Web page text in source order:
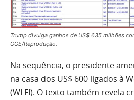
Trump divulga ganhos de US$ 635 milhões
OGE/Reprodução.
Na sequência, o presidente
na casa dos US$ 600 ligados à
(WLFI). O texto também revela